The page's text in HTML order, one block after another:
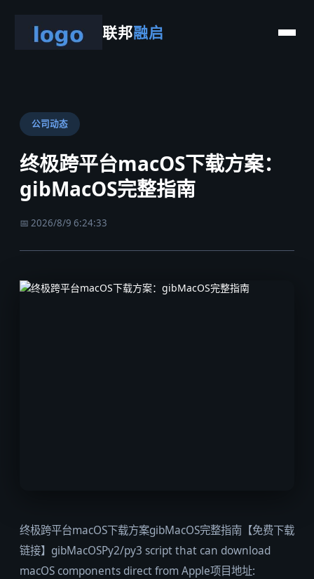
联邦融启
公司动态
终极跨平台macOS下载方案：
gibMacOS完整指南
📅 2026/8/9 6:24:33
终极跨平台macOS下载方案gibMacOS完整指南【免费下载
链接】gibMacOSPy2/py3 script that can download
macOS components direct from Apple项目地址: